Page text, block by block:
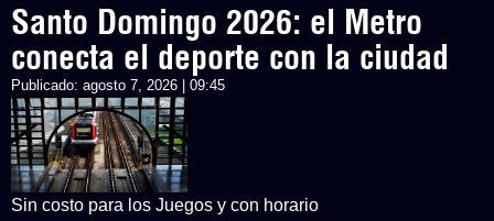
Santo Domingo 2026: el Metro
conecta el deporte con la ciudad
Publicado: agosto 7, 2026 | 09:45
Sin costo para los Juegos y con horario